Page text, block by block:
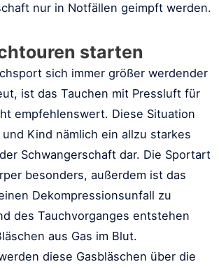
nur in Notfällen geimpft werden.
starten
sich immer größer werdender
ist das Tauchen mit Pressluft für
empfehlenswert. Diese Situation
Kind nämlich ein allzu starkes
Schwangerschaft dar. Die Sportart
besonders, außerdem ist das
Dekompressionsunfall zu
des Tauchvorganges entstehen
aus Gas im Blut.
diese Gasbläschen über die